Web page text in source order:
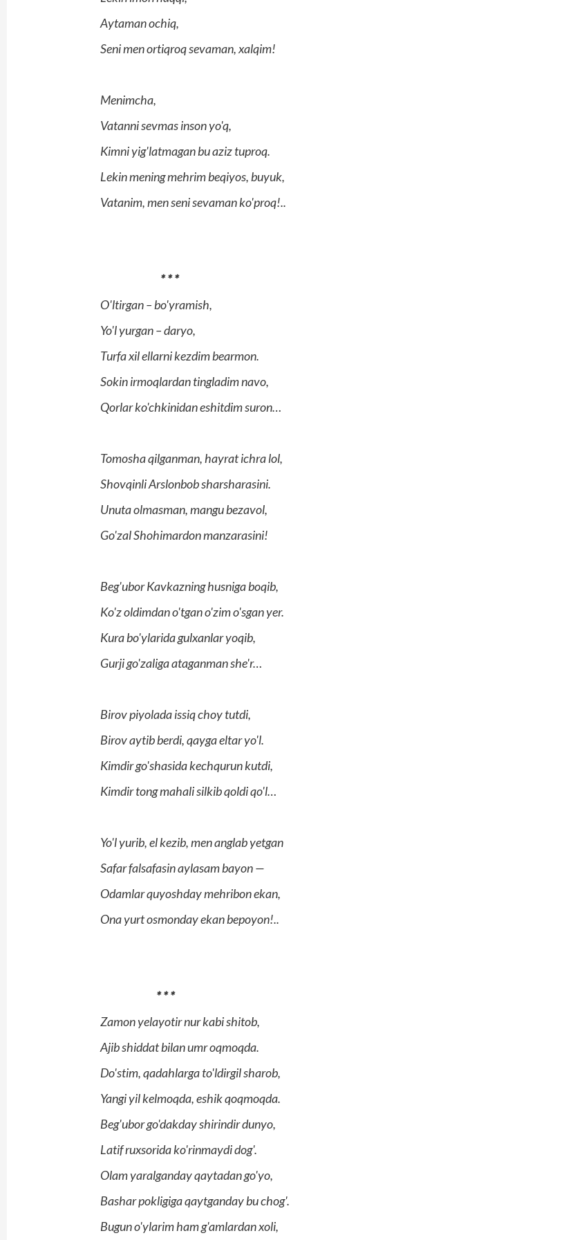
Aytaman ochiq,
Seni men ortiqroq sevaman, xalqim!
Menimcha,
Vatanni sevmas inson yo'q,
Kimni yig'latmagan bu aziz tuproq.
Lekin mening mehrim beqiyos, buyuk,
Vatanim, men seni sevaman ko'proq!..
* * *
O'ltirgan – bo'yramish,
Yo'l yurgan – daryo,
Turfa xil ellarni kezdim bearmon.
Sokin irmoqlardan tingladim navo,
Qorlar ko'chkinidan eshitdim suron…
Tomosha qilganman, hayrat ichra lol,
Shovqinli Arslonbob sharsharasini.
Unuta olmasman, mangu bezavol,
Go'zal Shohimardon manzarasini!
Beg'ubor Kavkazning husniga boqib,
Ko'z oldimdan o'tgan o'zim o'sgan yer.
Kura bo'ylarida gulxanlar yoqib,
Gurji go'zaliga ataganman she'r…
Birov piyolada issiq choy tutdi,
Birov aytib berdi, qayga eltar yo'l.
Kimdir go'shasida kechqurun kutdi,
Kimdir tong mahali silkib qoldi qo'l…
Yo'l yurib, el kezib, men anglab yetgan
Safar falsafasin aylasam bayon —
Odamlar quyoshday mehribon ekan,
Ona yurt osmonday ekan bepoyon!..
* * *
Zamon yelayotir nur kabi shitob,
Ajib shiddat bilan umr oqmoqda.
Do'stim, qadahlarga to'ldirgil sharob,
Yangi yil kelmoqda, eshik qoqmoqda.
Beg'ubor go'dakday shirindir dunyo,
Latif ruxsorida ko'rinmaydi dog'.
Olam yaralganday qaytadan go'yo,
Bashar pokligiga qaytganday bu chog'.
Bugun o'ylarim ham g'amlardan xoli,